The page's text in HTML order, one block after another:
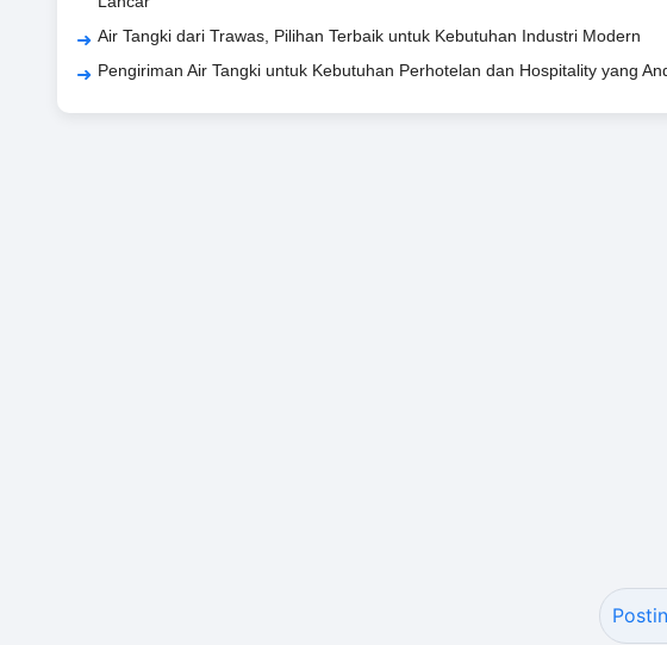
Air Tangki dari Trawas, Pilihan Terbaik untuk Kebutuhan Industri Modern
Pengiriman Air Tangki untuk Kebutuhan Perhotelan dan Hospitality yang